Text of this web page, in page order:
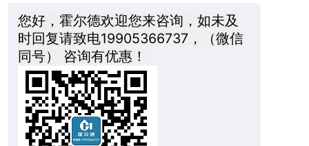
您好，霍尔德欢迎您来咨询，如未及
时回复请致电19905366737，（微信
同号） 咨询有优惠！